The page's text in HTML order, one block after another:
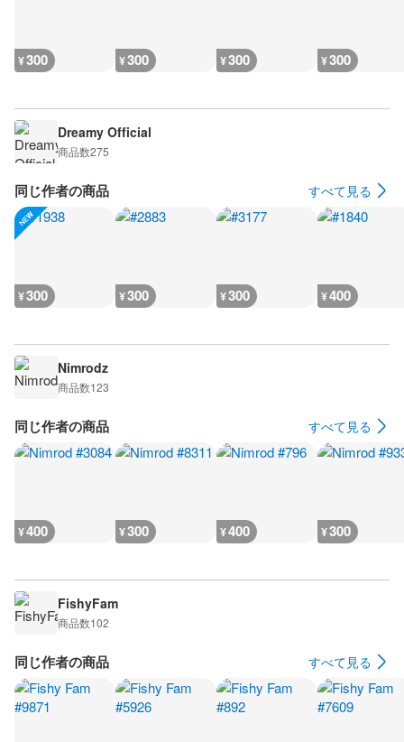
¥300 ¥300 ¥300 ¥300
Dreamy Official
商品数275
同じ作者の商品 すべて見る
¥300 ¥300 ¥300 ¥400
Nimrodz
商品数123
同じ作者の商品 すべて見る
¥400 ¥300 ¥400 ¥300
FishyFam
商品数102
同じ作者の商品 すべて見る